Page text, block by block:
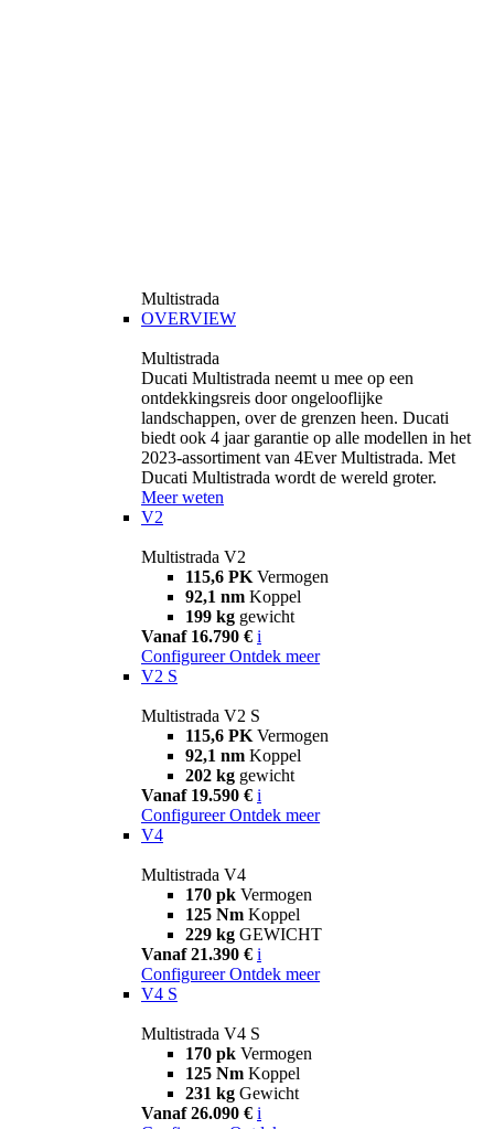
Multistrada
OVERVIEW
Multistrada
Ducati Multistrada neemt u mee op een
ontdekkingsreis door ongelooflijke
landschappen, over de grenzen heen. Ducati
biedt ook 4 jaar garantie op alle modellen in het
2023-assortiment van 4Ever Multistrada. Met
Ducati Multistrada wordt de wereld groter.
Meer weten
V2
Multistrada V2
115,6 PK Vermogen
92,1 nm Koppel
199 kg gewicht
Vanaf 16.790 € i
Configureer Ontdek meer
V2 S
Multistrada V2 S
115,6 PK Vermogen
92,1 nm Koppel
202 kg gewicht
Vanaf 19.590 € i
Configureer Ontdek meer
V4
Multistrada V4
170 pk Vermogen
125 Nm Koppel
229 kg GEWICHT
Vanaf 21.390 € i
Configureer Ontdek meer
V4 S
Multistrada V4 S
170 pk Vermogen
125 Nm Koppel
231 kg Gewicht
Vanaf 26.090 € i